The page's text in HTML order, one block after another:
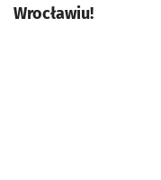
Wrocławiu!